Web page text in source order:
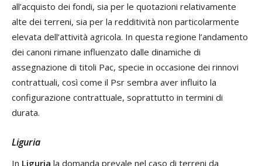
all’acquisto dei fondi, sia per le quotazioni relativamente
alte dei terreni, sia per la redditività non particolarmente
elevata dell’attività agricola. In questa regione l’andamento
dei canoni rimane influenzato dalle dinamiche di
assegnazione di titoli Pac, specie in occasione dei rinnovi
contrattuali, così come il Psr sembra aver influito la
configurazione contrattuale, soprattutto in termini di
durata.
Liguria
In Liguria la domanda prevale nel caso di terreni da